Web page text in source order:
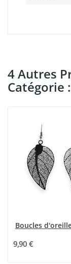
4 Autres
Catégorie :
9,90 €